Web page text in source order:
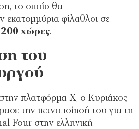
το οποίο θα
φίλαθλοι σε
200 χώρες.
του
πλατφόρμα Χ, ο Κυριάκος
την ικανοποίησή του για τη
Four στην ελληνική